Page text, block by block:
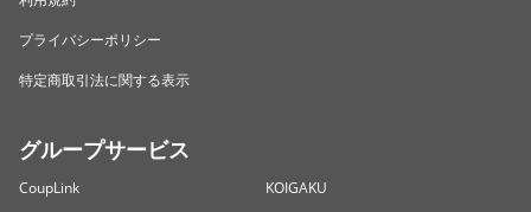
プライバシーポリシー
特定商取引法に関する表示
グループサービス
CoupLink KOIGAKU